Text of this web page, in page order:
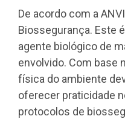
De acordo com a
Biossegurança. Este
agente biológico de
envolvido. Com base
física do ambiente
oferecer praticidade
protocolos de